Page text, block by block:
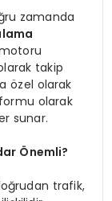
zamanda
takip
özel olarak
olarak
sunar.
Önemli?
trafik,